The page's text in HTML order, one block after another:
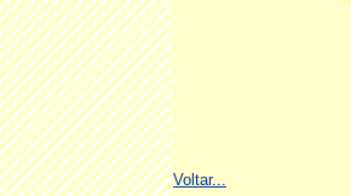
Voltar...